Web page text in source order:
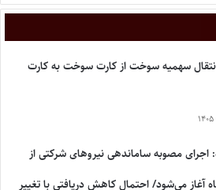
سهمیه سوخت از کارت سوخت به کارت
اجرای مصوبه ساماندهی نیروهای شرکتی از
آغاز می‌شود/ احتمال کاهش دریافتی با تغییر